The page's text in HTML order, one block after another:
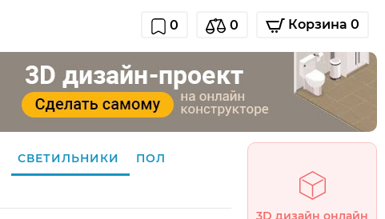
0 0 Корзина 0
СВЕТИЛЬНИКИ ПОЛ
3D дизайн онлайн